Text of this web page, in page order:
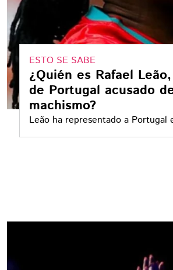
ESTO SE SABE
¿Quién es Rafael
de Portugal acusado
machismo?
Leão ha representado a Portugal
competencias como la Eurocopa